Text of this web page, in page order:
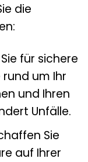
die
für sichere
um Ihr
und Ihren
Unfälle.
Sie
auf Ihrer